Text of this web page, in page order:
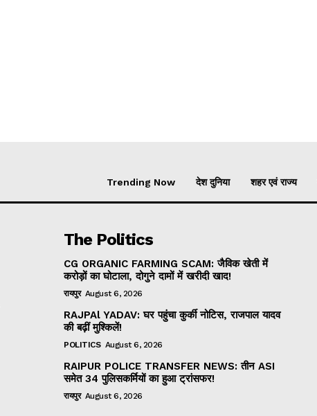
Trending Now देश दुनिया शहर एवं राज्य
The Politics
CG ORGANIC FARMING SCAM: जैविक खेती में
करोड़ों का घोटाला, दोगुने दामों में खरीदी खाद!
रायपुर August 6, 2026
RAJPAl YADAV: घर पहुंचा कुर्की नोटिस, राजपाल यादव
की बढ़ीं मुश्किलें!
POLITICS August 6, 2026
RAIPUR POLICE TRANSFER NEWS: तीन ASI
समेत 34 पुलिसकर्मियों का हुआ ट्रांसफर!
रायपुर August 6, 2026